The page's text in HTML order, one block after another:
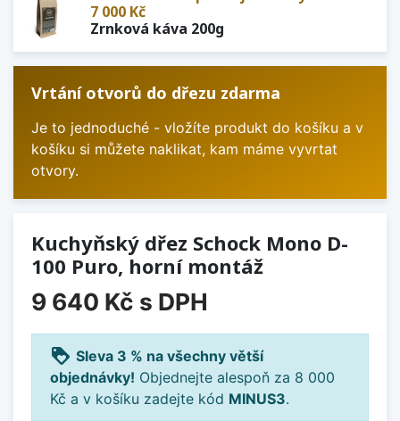
7 000 Kč
Zrnková káva 200g
Vrtání otvorů do dřezu zdarma
Je to jednoduché - vložíte produkt do košíku a v
košíku si můžete naklikat, kam máme vyvrtat
otvory.
Kuchyňský dřez Schock Mono D-
100 Puro, horní montáž
9 640 Kč s DPH
loyalty Sleva 3 % na všechny větší
objednávky! Objednejte alespoň za 8 000
Kč a v košíku zadejte kód MINUS3.